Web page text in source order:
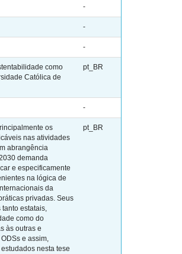
-
-
-
como
Católica de
pt_BR
-
os
nas atividades
abrangência
demanda
e especificamente
na lógica de
da
privadas. Seus
estatais,
como do
às outras e
e assim,
nesta tese
pt_BR